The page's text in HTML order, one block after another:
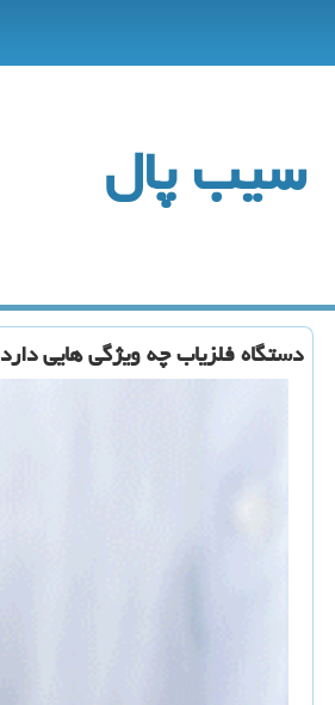
سیب پال
دستگاه فلزیاب چه ویژگی هایی دارد